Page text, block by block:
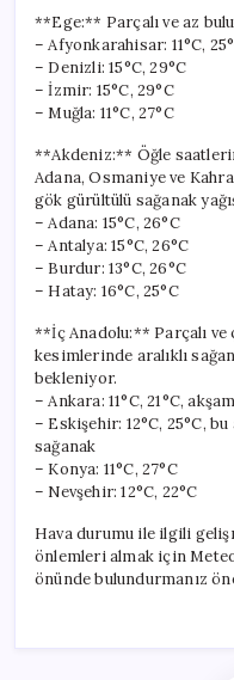
**Ege:** Parçalı ve az
– Afyonkarahisar: 11°C,
– Denizli: 15°C, 29°C
– İzmir: 15°C, 29°C
– Muğla: 11°C, 27°C
**Akdeniz:** Öğle
Adana, Osmaniye ve
gök gürültülü sağanak
– Adana: 15°C, 26°C
– Antalya: 15°C, 26°C
– Burdur: 13°C, 26°C
– Hatay: 16°C, 25°C
**İç Anadolu:** Parçalı ve
kesimlerinde aralıklı
bekleniyor.
– Ankara: 11°C, 21°C,
– Eskişehir: 12°C, 25°C,
sağanak
– Konya: 11°C, 27°C
– Nevşehir: 12°C, 22°C
Hava durumu ile ilgili
önlemleri almak için
önünde bulundurmanız